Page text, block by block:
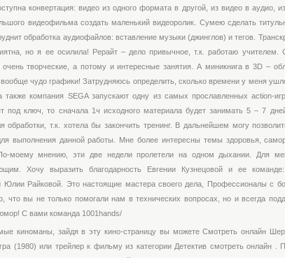
конвертация: видео из одного формата в другой, из видео в аудио,
видеофильма создать маленький видеоролик. Сумею сделать
обработка аудиофайлов: вставление музыки (джинглов) и тегов.
но я ее осилила! Рерайт – дело привычное, т.к. работаю учителем.
очень творческие, а потому и интересные занятия. А миникнига в 3D –
чудо графики! Затрудняюсь определить, сколько времени у меня
также компания SEGA запускают одну из самых прославленных action-
под ключ, то сначала 1ч исходного материала будет занимать 5 – 7
обработки, т.к. хотела бы закончить тренинг. В дальнейшем могу
выполнения данной работы. Мне более интересны темы здоровья,
моему мнению, эти две недели пролетели на одном дыхании. Для
Хочу выразить благодарность Евгении Кузнецовой и ее
Юлии Райковой. Это настоящие мастера своего дела, Профессионалы с
что вы не только помогали нам в технических вопросах, но и всегда
С вами команда 1001hands/
киноманы, зайдя в эту кино-страницу вы можете Смотреть онлайн
(1980) или трейлер к фильму из категории Детектив смотреть онлайн .